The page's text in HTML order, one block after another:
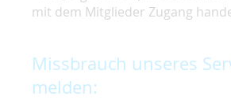
mit dem Mitglieder Zugang
Missbrauch unseres
melden: